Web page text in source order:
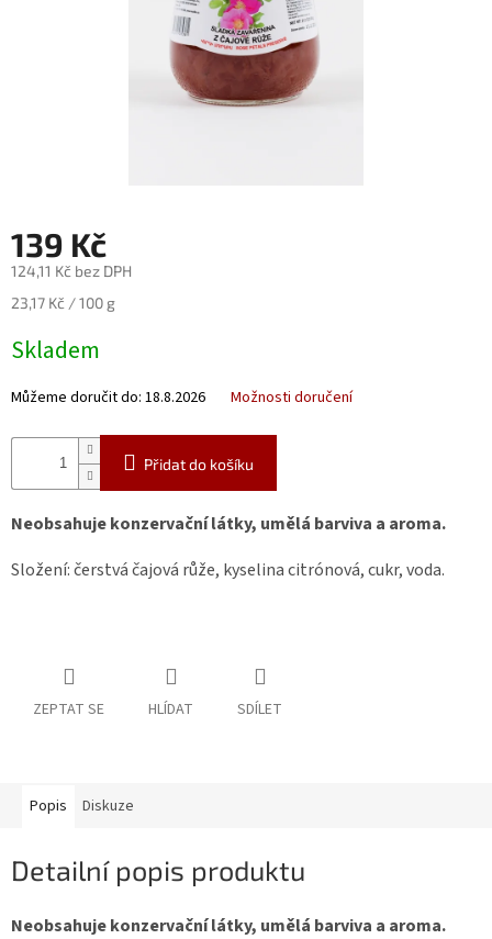
Měna
(CZK)
Přihlášení
139 Kč
124,11 Kč bez DPH
Měrná
23,17 Kč / 100 g
Skladem
Můžeme doručit do: 18.8.2026 Možnosti doručení
Přidat do košíku
Neobsahuje konzervační látky, umělá barviva a aroma.
Složení: čerstvá čajová růže, kyselina citrónová, cukr, voda.
ZEPTAT SE HLÍDAT SDÍLET
Popis Diskuze
Detailní popis produktu
Neobsahuje konzervační látky, umělá barviva a aroma.